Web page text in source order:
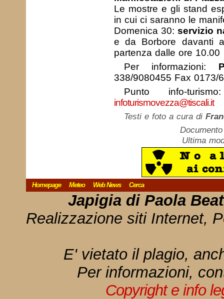
Le mostre e gli stand
in cui ci saranno le
Domenica 30: servizio
e da Borbore davanti
partenza dalle ore 10.00
Per informazioni:
338/9080455 Fax 0173/
Punto info-
infoturismovezza@tiscali.it
Testi e foto a cura di
Ultima
Homepage Meteo Web News Cerca
Japigia di Paola
Realizzazione siti Internet,
E' vietato il plagio,
Per informazioni,
Copyright e info